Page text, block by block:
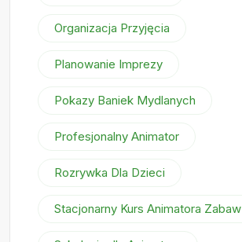
Organizacja Przyjęcia
Planowanie Imprezy
Pokazy Baniek Mydlanych
Profesjonalny Animator
Rozrywka Dla Dzieci
Stacjonarny Kurs Animatora Zabaw